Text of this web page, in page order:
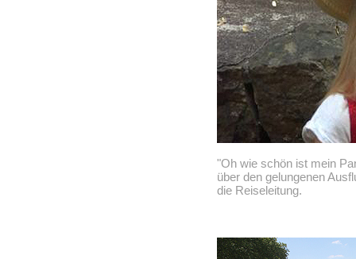
"Oh wie schön ist mein
über den gelungenen
die Reiseleitung.